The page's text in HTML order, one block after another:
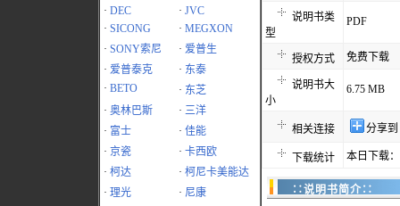
· DEC · JVC
· SICONG · MEGXON
· SONY索尼 · 爱普生
· 爱普泰克 · 东泰
· BETO · 东芝
· 奥林巴斯 · 三洋
· 富士 · 佳能
· 京瓷 · 卡西欧
· 柯达 · 柯尼卡美能达
· 理光 · 尼康
说明书类
型
PDF
授权方式 免费下载
说明书大
小
6.75 MB
相关连接 分享
下载统计 本日下载
∷说明书简介∷